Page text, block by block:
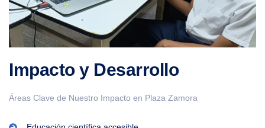
Impacto y Desarrollo
Áreas Clave de Nuestro Impacto en Plaza Zamora